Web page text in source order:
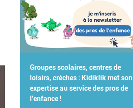
Groupes scolaires, centres de
loisirs, crèches : Kidiklik met son
expertise au service des pros de
l'enfance !